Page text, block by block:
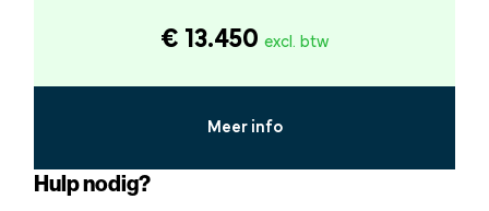
€ 13.450 excl. btw
Meer info
Hulp nodig?